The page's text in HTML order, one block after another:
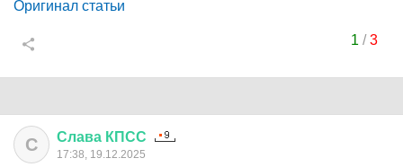
Оригинал статьи
1 /3
С Слава КПСС
17:38, 19.12.2025